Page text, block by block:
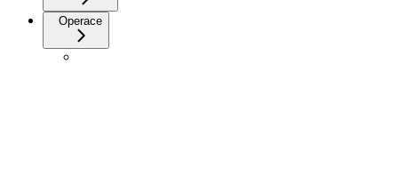
Operace